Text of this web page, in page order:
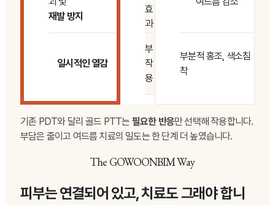
재발 방지
일시적인 열감
효
과
부
작
용
부분적 홍조, 색소침
착
기존 PDT와 달리 골드 PTT는 필요한 반응만 선택해 작용합니다.
부담은 줄이고 여드름 치료의 밀도는 한 단계 더 높였습니다.
The GOWOONBIM Way
피부는 연결되어 있고, 치료도 그래야 합니